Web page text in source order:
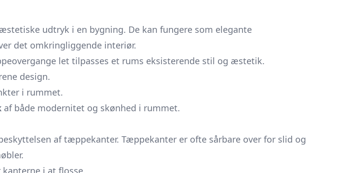
udtryk i en bygning. De kan fungere som elegante
det omkringliggende interiør.
let tilpasses et rums eksisterende stil og æstetik.
design.
i rummet.
af både modernitet og skønhed i rummet.
af tæppekanter. Tæppekanter er ofte sårbare over for slid og
i at flosse.